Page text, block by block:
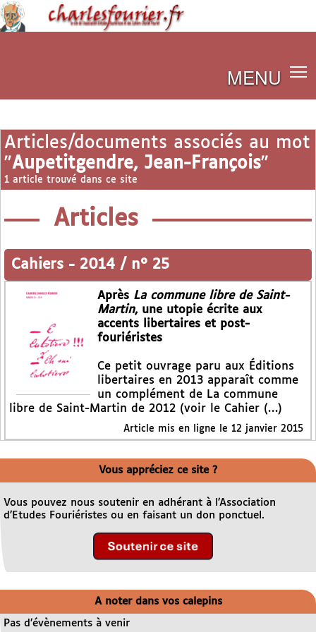
MENU
Articles/documents associés au mot
"Aupetitgendre, Jean-François"
1 article trouvé dans ce site
Articles
Cahiers - 2014 / n° 25
Après La commune libre de Saint-
Martin, une utopie écrite aux
accents libertaires et post-
fouriéristes
Ce petit ouvrage paru aux Éditions
libertaires en 2013 apparaît comme
un complément de La commune
libre de Saint-Martin de 2012 (voir le Cahier (…)
Article mis en ligne le 12 janvier 2015
Vous appréciez ce site ?
Vous pouvez nous soutenir en adhérant à l’Association
d’Etudes Fouriéristes ou en faisant un don ponctuel.
A noter dans vos calepins
Pas d’évènements à venir